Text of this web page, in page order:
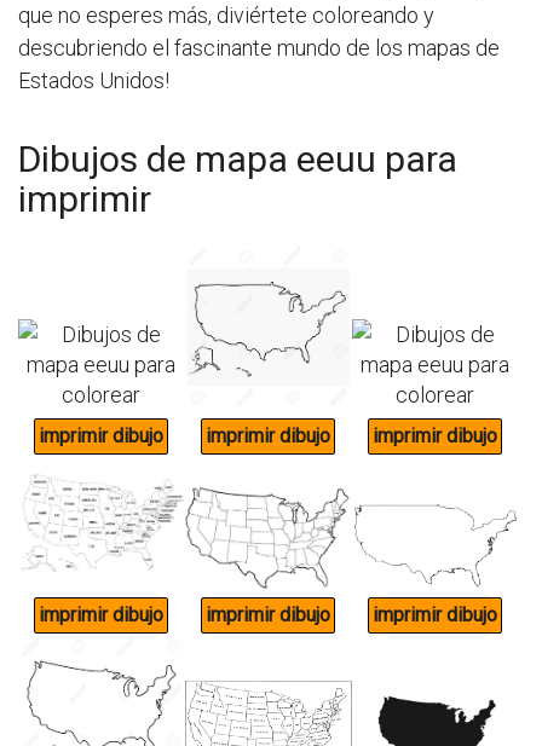
que no esperes más, diviértete coloreando y
descubriendo el fascinante mundo de los mapas de
Estados Unidos!
Dibujos de mapa eeuu para
imprimir